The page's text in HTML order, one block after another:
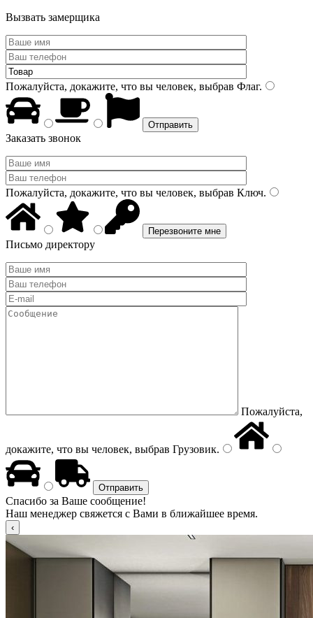
Вызвать замерщика
Пожалуйста, докажите, что вы человек, выбрав Флаг.
Заказать звонок
Пожалуйста, докажите, что вы человек, выбрав Ключ.
Письмо директору
Пожалуйста,
докажите, что вы человек, выбрав Грузовик.
Спасибо за Ваше сообщение!
Наш менеджер свяжется с Вами в ближайшее время.